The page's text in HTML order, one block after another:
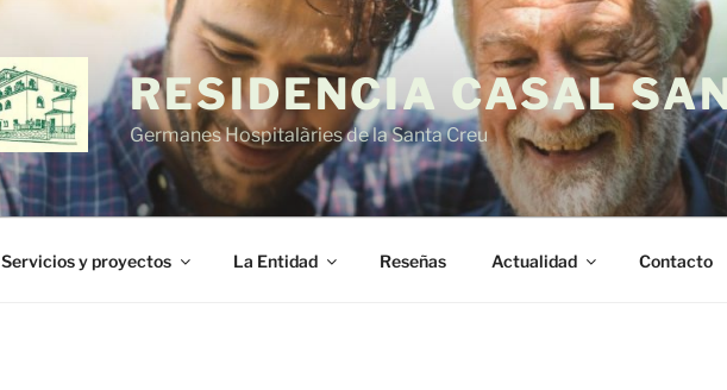
RESIDENCIA CASAL
Germanes Hospitalàries de la Santa Creu
Servicios y proyectos La Entidad Reseñas Actualidad Contacto